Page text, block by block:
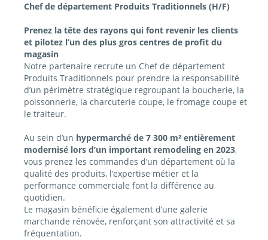
Chef de département Produits Traditionnels (H/F)
Prenez la tête des rayons qui font revenir les clients
et pilotez l’un des plus gros centres de profit du
magasin
Notre partenaire recrute un Chef de département
Produits Traditionnels pour prendre la responsabilité
d’un périmètre stratégique regroupant la boucherie, la
poissonnerie, la charcuterie coupe, le fromage coupe et
le traiteur.
Au sein d’un hypermarché de 7 300 m² entièrement
modernisé lors d’un important remodeling en 2023,
vous prenez les commandes d’un département où la
qualité des produits, l’expertise métier et la
performance commerciale font la différence au
quotidien.
Le magasin bénéficie également d’une galerie
marchande rénovée, renforçant son attractivité et sa
fréquentation.